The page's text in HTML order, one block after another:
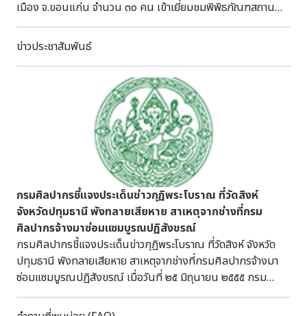
เมือง จ.ขอนแก่น จำนวน ๓๐ คน เข้าเยี่ยมชมพิพิธภัณฑสถาน
แห่งชาติ ขอนแก่น โดยมีนางแพรว ธนภัทรพรชัย และนักศึกษา
ฝึกประสบการณ์ ๓ คน คือ นายเจษฎาภรณ์ บุญสัตย์ นายสัมฤทธิ์
ข่าวประชาสัมพันธ์
กรมศิลปากรชี้แจงประเด็นข่าวกุฏิพระโบราณ ที่วัดสิงห์
จังหวัดปทุมธานี พังทลายเสียหาย สาเหตุจากช่างที่กรม
ศิลปากรจ้างมาซ่อมแซมบูรณปฏิสังขรณ์
กรมศิลปากรชี้แจงประเด็นข่าวกุฏิพระโบราณ ที่วัดสิงห์ จังหวัด
ปทุมธานี พังทลายเสียหาย สาเหตุจากช่างที่กรมศิลปากรจ้างมา
ซ่อมแซมบูรณปฏิสังขรณ์ เมื่อวันที่ ๒๕ มิถุนายน ๒๕๕๕ กรม
ศิลปากรแถลงข่าวชี้แจงประเด็นกุฏิพระโบราณที่วัดสิงห์ จังหวัด
ปทุมธานี พังทลายเสียหาย โดยนายเอนก สีหามาตย์ รองอธิบดี